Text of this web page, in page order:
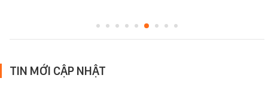
TIN MỚI CẬP NHẬT